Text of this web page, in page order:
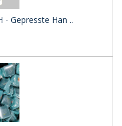
- Gepresste Han ..